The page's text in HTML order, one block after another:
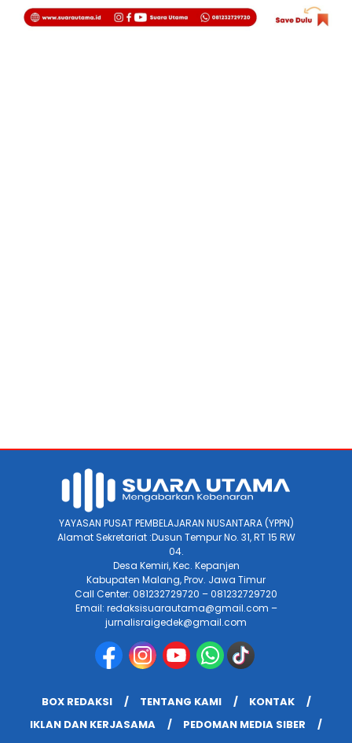
YAYASAN PUSAT PEMBELAJARAN NUSANTARA (YPPN)
Alamat Sekretariat :Dusun Tempur No. 31, RT 15 RW
04.
Desa Kemiri, Kec. Kepanjen
Kabupaten Malang, Prov. Jawa Timur
Call Center: 081232729720 – 081232729720
Email: redaksisuarautama@gmail.com –
jurnalisraigedek@gmail.com
BOX REDAKSI TENTANG KAMI
KONTAK
IKLAN DAN KERJASAMA
PEDOMAN MEDIA SIBER